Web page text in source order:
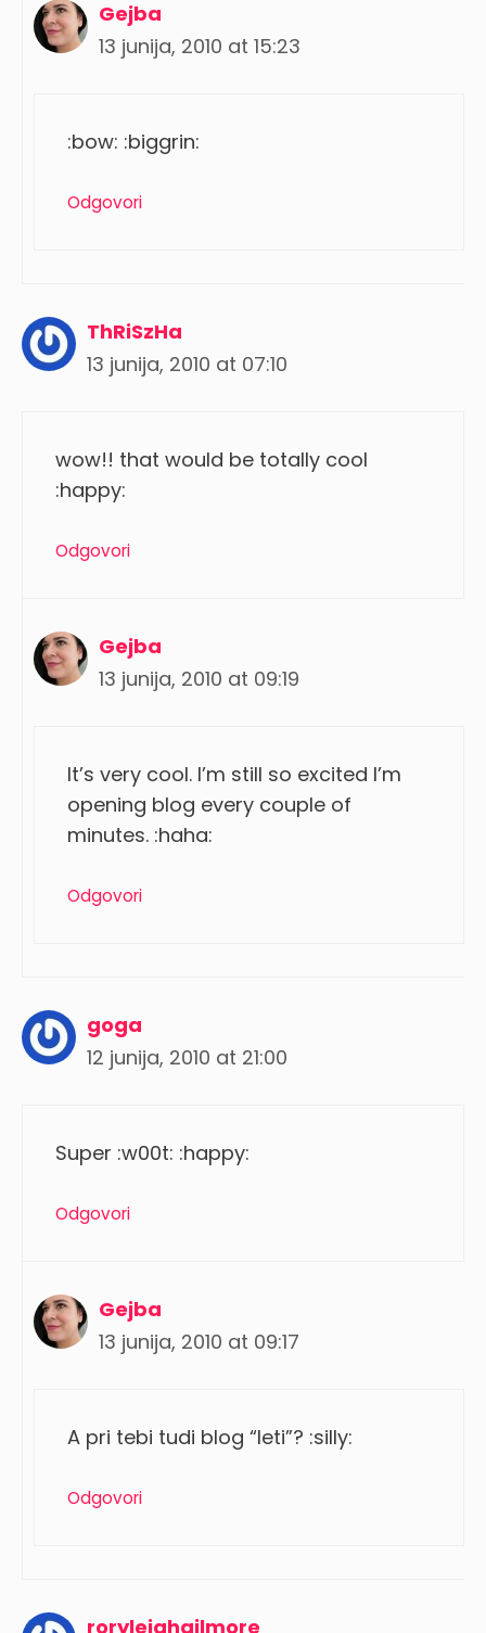
Gejba
13 junija, 2010 at 15:23
:bow: :biggrin:
Odgovori
ThRiSzHa
13 junija, 2010 at 07:10
wow!! that would be totally cool
:happy:
Odgovori
Gejba
13 junija, 2010 at 09:19
It’s very cool. I’m still so excited I’m
opening blog every couple of
minutes. :haha:
Odgovori
goga
12 junija, 2010 at 21:00
Super :w00t: :happy:
Odgovori
Gejba
13 junija, 2010 at 09:17
A pri tebi tudi blog “leti”? :silly:
Odgovori
roryleighgilmore